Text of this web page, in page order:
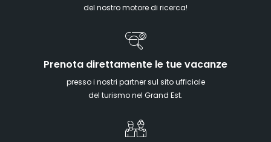
del nostro motore di ricerca!
Prenota direttamente le tue vacanze
presso i nostri partner sul sito ufficiale
del turismo nel Grand Est.